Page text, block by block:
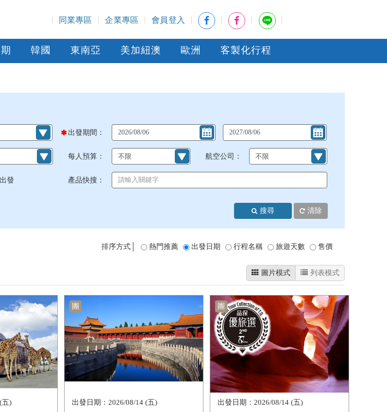
同業專區 企業專區 會員登入
韓國 東南亞 美加紐澳 歐洲 客製化行程
出發期間：
每人預算： 航空公司：
發 產品快搜：
搜尋 清除
排序方式│ 熱門推薦 出發日期 行程名稱 旅遊天數 售價
圖片模式 列表模式
五)
團
2026/08/14 (五)
團
2026/08/14 (五)